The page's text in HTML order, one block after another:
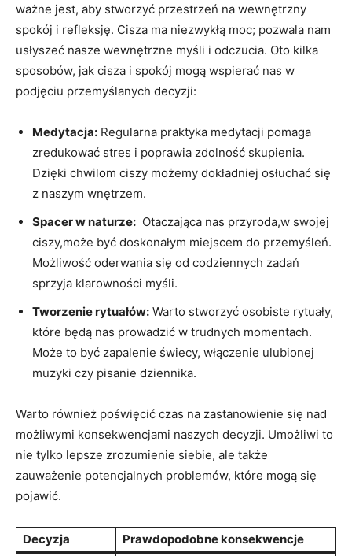
ważne jest, aby stworzyć przestrzeń na wewnętrzny
spokój i refleksję. Cisza ⁤ma⁢ niezwykłą moc; pozwala nam
usłyszeć nasze wewnętrzne myśli i odczucia. Oto kilka
sposobów, jak cisza i spokój mogą wspierać nas⁤ w
podjęciu przemyślanych decyzji:
Medytacja: Regularna ​praktyka medytacji pomaga
zredukować stres i poprawia zdolność skupienia.
Dzięki chwilom ciszy możemy dokładniej osłuchać się‍
z naszym wnętrzem.
Spacer w naturze: ​ Otaczająca nas przyroda,w swojej
ciszy,może być ⁤doskonałym miejscem⁤ do przemyśleń.
Możliwość oderwania się od codziennych zadań‍
sprzyja klarowności myśli.
Tworzenie rytuałów: Warto stworzyć osobiste rytuały,
które będą nas prowadzić w trudnych⁤ momentach.
Może‌ to być ⁤zapalenie świecy, włączenie ulubionej⁢
muzyki ​czy pisanie dziennika.
Warto również poświęcić czas na zastanowienie się nad
możliwymi konsekwencjami ​naszych ⁢decyzji. Umożliwi to
nie tylko lepsze zrozumienie⁣ siebie, ale ‌także
zauważenie potencjalnych problemów, które‌ mogą się
pojawić.
Decyzja Prawdopodobne konsekwencje